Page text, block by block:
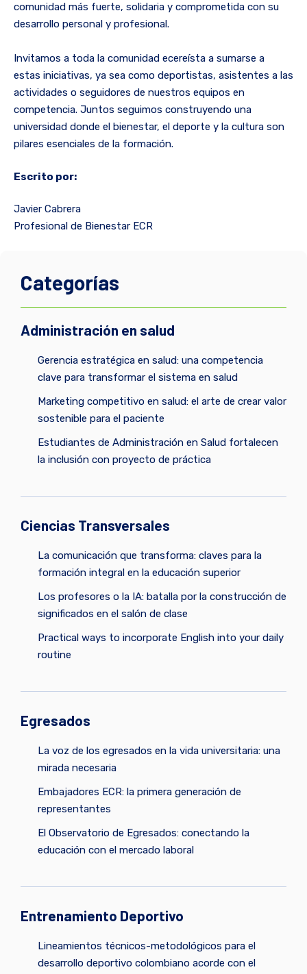
comunidad más fuerte, solidaria y comprometida con su
desarrollo personal y profesional.
Invitamos a toda la comunidad ecereísta a sumarse a
estas iniciativas, ya sea como deportistas, asistentes a las
actividades o seguidores de nuestros equipos en
competencia. Juntos seguimos construyendo una
universidad donde el bienestar, el deporte y la cultura son
pilares esenciales de la formación.
Escrito por:
Javier Cabrera
Profesional de Bienestar ECR
Categorías
Administración en salud
Gerencia estratégica en salud: una competencia
clave para transformar el sistema en salud
Marketing competitivo en salud: el arte de crear valor
sostenible para el paciente
Estudiantes de Administración en Salud fortalecen
la inclusión con proyecto de práctica
Ciencias Transversales
La comunicación que transforma: claves para la
formación integral en la educación superior
Los profesores o la IA: batalla por la construcción de
significados en el salón de clase
Practical ways to incorporate English into your daily
routine
Egresados
La voz de los egresados en la vida universitaria: una
mirada necesaria
Embajadores ECR: la primera generación de
representantes
El Observatorio de Egresados: conectando la
educación con el mercado laboral
Entrenamiento Deportivo
Lineamientos técnicos-metodológicos para el
desarrollo deportivo colombiano acorde con el